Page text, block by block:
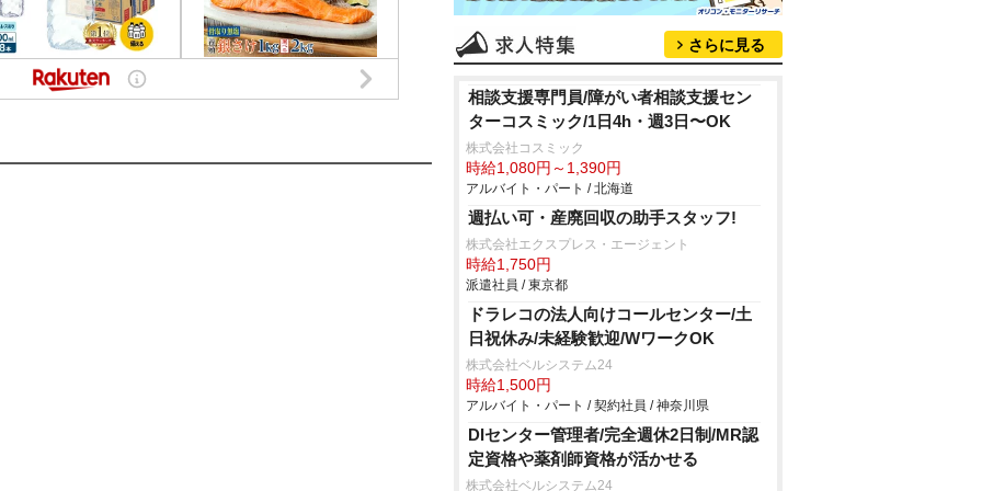
さらに見る
相談支援専門員/障がい者相談支援セン
ターコスミック/1日4h・週3日〜OK
株式会社コスミック
時給1,080円～1,390円
アルバイト・パート / 北海道
週払い可・産廃回収の助手スタッフ!
株式会社エクスプレス・エージェント
時給1,750円
派遣社員 / 東京都
ドラレコの法人向けコールセンター/土
日祝休み/未経験歓迎/WワークOK
株式会社ベルシステム24
時給1,500円
アルバイト・パート / 契約社員 / 神奈川県
DIセンター管理者/完全週休2日制/MR認
定資格や薬剤師資格が活かせる
株式会社ベルシステム24